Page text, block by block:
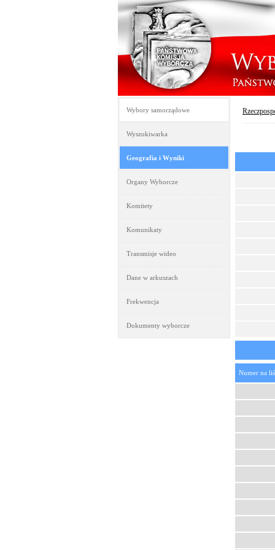
Wybory samorządowe
Wyszukiwarka
Geografia i Wyniki
Organy Wyborcze
Komitety
Komunikaty
Transmisje wideo
Dane w arkuszach
Frekwencja
Dokumenty wyborcze
Numer na